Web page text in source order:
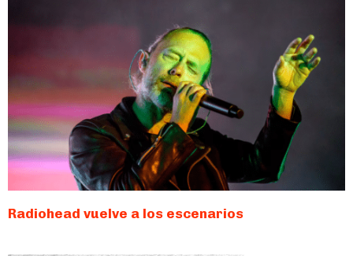
Radiohead vuelve a los escenarios